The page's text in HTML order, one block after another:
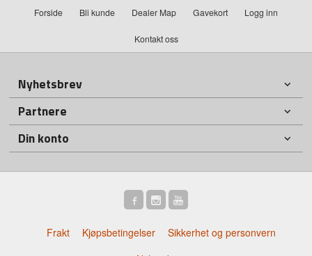
Forside Bli kunde Dealer Map Gavekort Logg inn
Kontakt oss
Nyhetsbrev
Partnere
Din konto
Frakt Kjøpsbetingelser
Sikkerhet og personvern